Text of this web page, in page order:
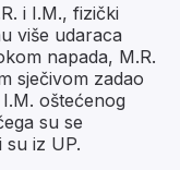
i I.M., fizički
više udaraca
napada, M.R.
sječivom zadao
oštećenog
su se
su iz UP.